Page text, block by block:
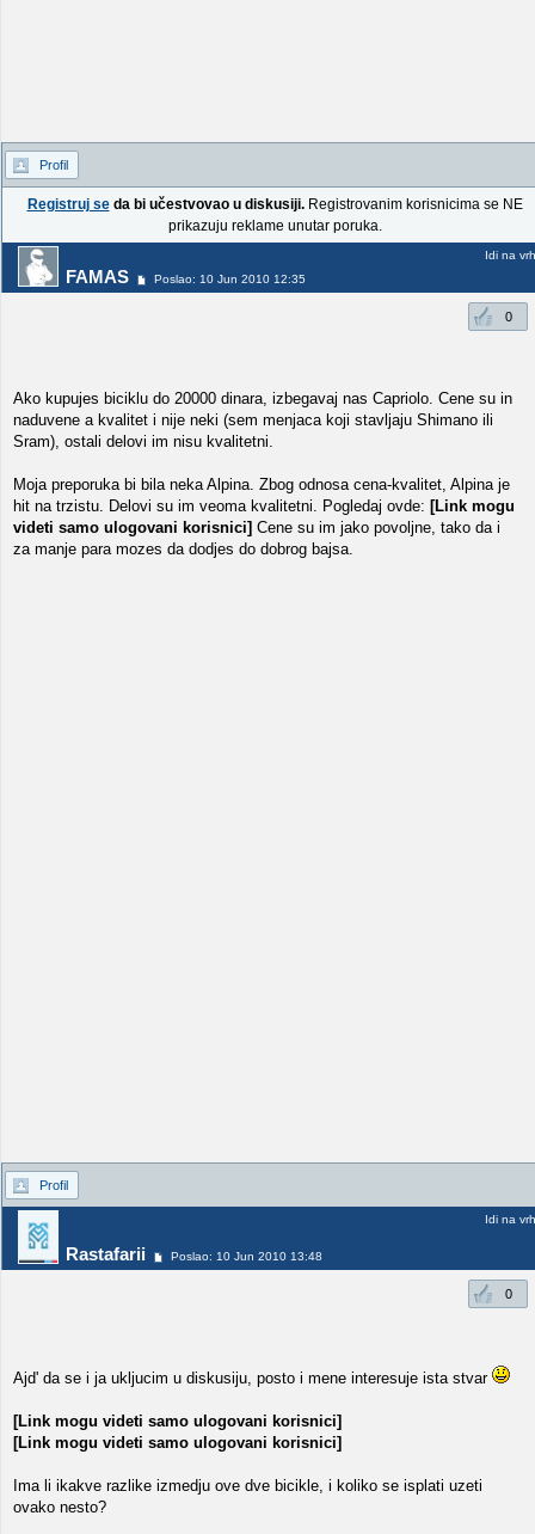
Profil
Registruj seda bi učestvovao u diskusiji.Registrovanim korisnicima se NE
prikazuju reklame unutar poruka.
FAMAS Poslao: 10 Jun 2010 12:35
Idi na vrh
0
Ako kupujes biciklu do 20000 dinara, izbegavaj nas Capriolo. Cene su in
naduvene a kvalitet i nije neki (sem menjaca koji stavljaju Shimano ili
Sram), ostali delovi im nisu kvalitetni.
Moja preporuka bi bila neka Alpina. Zbog odnosa cena-kvalitet, Alpina je
hit na trzistu. Delovi su im veoma kvalitetni. Pogledaj ovde: [Link mogu
videti samo ulogovani korisnici] Cene su im jako povoljne, tako da i
za manje para mozes da dodjes do dobrog bajsa.
Profil
Rastafarii Poslao: 10 Jun 2010 13:48
Idi na vrh
0
Ajd' da se i ja ukljucim u diskusiju, posto i mene interesuje ista stvar
[Link mogu videti samo ulogovani korisnici]
[Link mogu videti samo ulogovani korisnici]
Ima li ikakve razlike izmedju ove dve bicikle, i koliko se isplati uzeti
ovako nesto?